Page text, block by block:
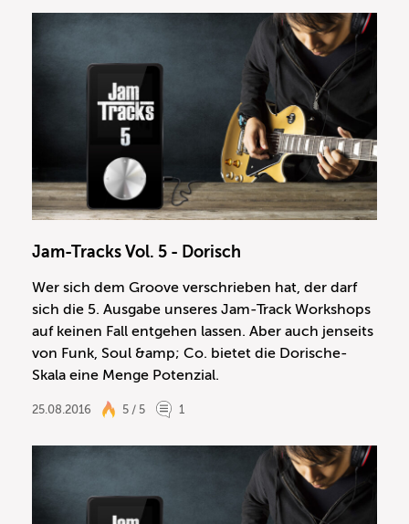
Jam-Tracks Vol. 5 - Dorisch
Wer sich dem Groove verschrieben hat, der darf
sich die 5. Ausgabe unseres Jam-Track Workshops
auf keinen Fall entgehen lassen. Aber auch jenseits
von Funk, Soul &amp; Co. bietet die Dorische-
Skala eine Menge Potenzial.
25.08.2016 5 / 5 1